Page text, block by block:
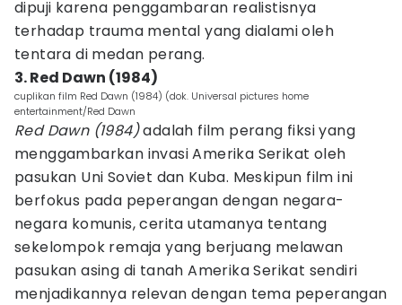
dipuji karena penggambaran realistisnya
terhadap trauma mental yang dialami oleh
tentara di medan perang.
3. Red Dawn (1984)
cuplikan film Red Dawn (1984) (dok. Universal pictures home
entertainment/Red Dawn
Red Dawn (1984)adalah film perang fiksi yang
menggambarkan invasi Amerika Serikat oleh
pasukan Uni Soviet dan Kuba. Meskipun film ini
berfokus pada peperangan dengan negara-
negara komunis, cerita utamanya tentang
sekelompok remaja yang berjuang melawan
pasukan asing di tanah Amerika Serikat sendiri
menjadikannya relevan dengan tema peperangan